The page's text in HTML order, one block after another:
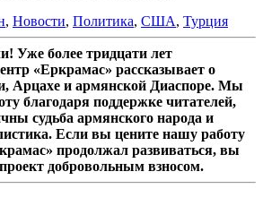
, Новости, Политика, США, Турция
Уже более тридцати лет
«Еркрамас» рассказывает о
Арцахе и армянской Диаспоре. Мы
благодаря поддержке читателей,
судьба армянского народа и
Если вы цените нашу работу
продолжал развиваться, вы
добровольным взносом.